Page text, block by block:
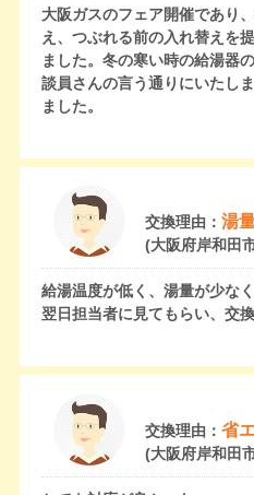
大阪ガスのフェア開催であり
え、つぶれる前の入れ替えを
ました。冬の寒い時の給湯器
談員さんの言う通りにいたし
ました。
交換理由： 湯
(大阪府岸和田
給湯温度が低く、湯量が少な
翌日担当者に見てもらい、交
交換理由： 省
(大阪府岸和田